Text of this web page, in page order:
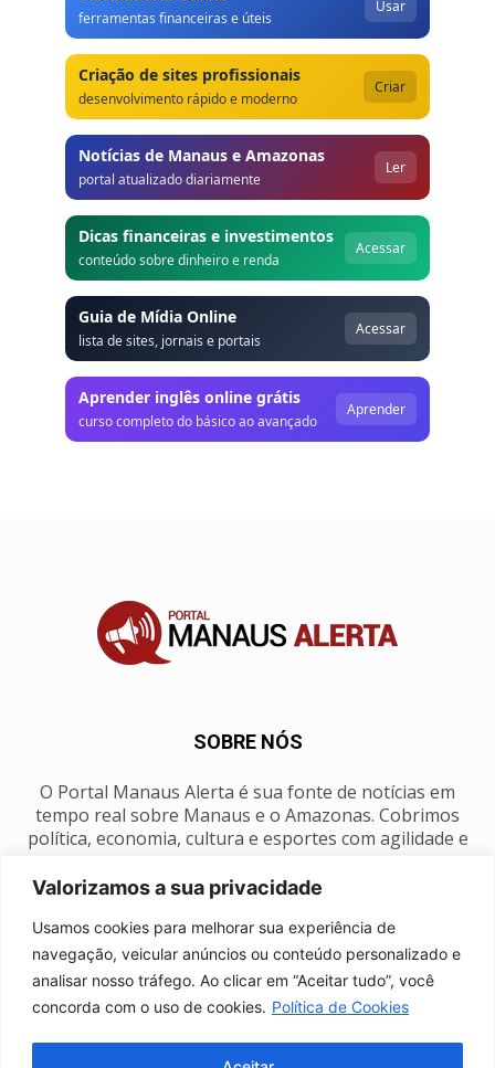
Valorizamos a sua privacidade
Usamos cookies para melhorar sua experiência de
navegação, veicular anúncios ou conteúdo personalizado e
analisar nosso tráfego. Ao clicar em “Aceitar tudo”, você
concorda com o uso de cookies. Política de Cookies
ferramentas financeiras e úteis
Usar
Criação de sites profissionais
desenvolvimento rápido e moderno
Criar
Notícias de Manaus e Amazonas
portal atualizado diariamente
Ler
Dicas financeiras e investimentos
conteúdo sobre dinheiro e renda
Acessar
Guia de Mídia Online
lista de sites, jornais e portais
Acessar
Aprender inglês online grátis
curso completo do básico ao avançado
Aprender
SOBRE NÓS
O Portal Manaus Alerta é sua fonte de notícias em
tempo real sobre Manaus e o Amazonas. Cobrimos
política, economia, cultura e esportes com agilidade e
SIGA-NOS